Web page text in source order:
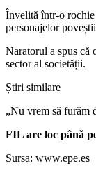
Învelită într-o
personajelor
Naratorul a spus că
sector al societății.
Știri similare
„Nu vrem să furăm
FIL are loc până
Sursa: www.epe.es